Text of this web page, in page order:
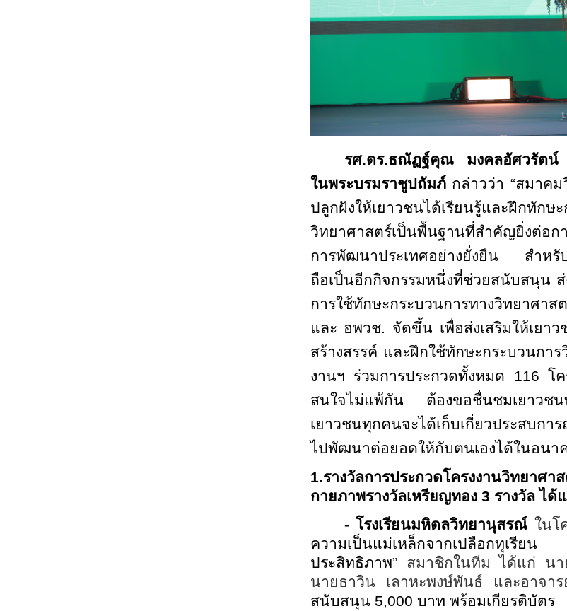
รศ.ดร.ธณัฏฐ์คุณ มงคลอัศวรัตน์
ในพระบรมราชูปถัมภ์ กล่าวว่า “สมาค
ปลูกฝังให้เยาวชนได้เรียนรู้และฝึก
วิทยาศาสตร์เป็นพื้นฐานที่สำคัญยิ่งต่
การพัฒนาประเทศอย่างยั่งยืน สำหรับ
ถือเป็นอีกกิจกรรมหนึ่งที่ช่วยสนับสนุน ส่
การใช้ทักษะกระบวนการทางวิทยาศ
และ อพวช. จัดขึ้น เพื่อส่งเสริมให้เยา
สร้างสรรค์ และฝึกใช้ทักษะกระบวนกา
งานฯ ร่วมการประกวดทั้งหมด 116 โ
สนใจไม่แพ้กัน ต้องขอชื่นชมเยาวชน
เยาวชนทุกคนจะได้เก็บเกี่ยวประสบก
ไปพัฒนาต่อยอดให้กับตนเองได้ในอนา
1.รางวัลการประกวดโครงงานวิทยาศา
กายภาพรางวัลเหรียญทอง 3 รางวัล ได้
- โรงเรียนมหิดลวิทยานุสรณ์ ในโ
ความเป็นแม่เหล็กจากเปลือกทุเรีย
ประสิทธิภาพ” สมาชิกในทีม ได้แก่ นา
นายธาวิน เลาหะพงษ์พันธ์ และอาจ
สนับสนุน 5,000 บาท พร้อมเกียรติบัตร